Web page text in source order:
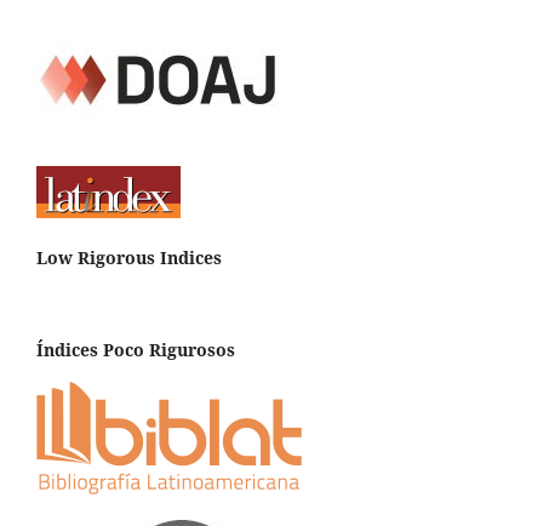
Low Rigorous Indices
Índices Poco Rigurosos